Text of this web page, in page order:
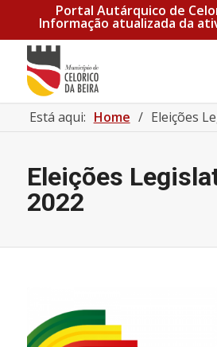
Portal Autárquico de
Informação atualizada da
Está aqui: Home / Eleições
Eleições
2022